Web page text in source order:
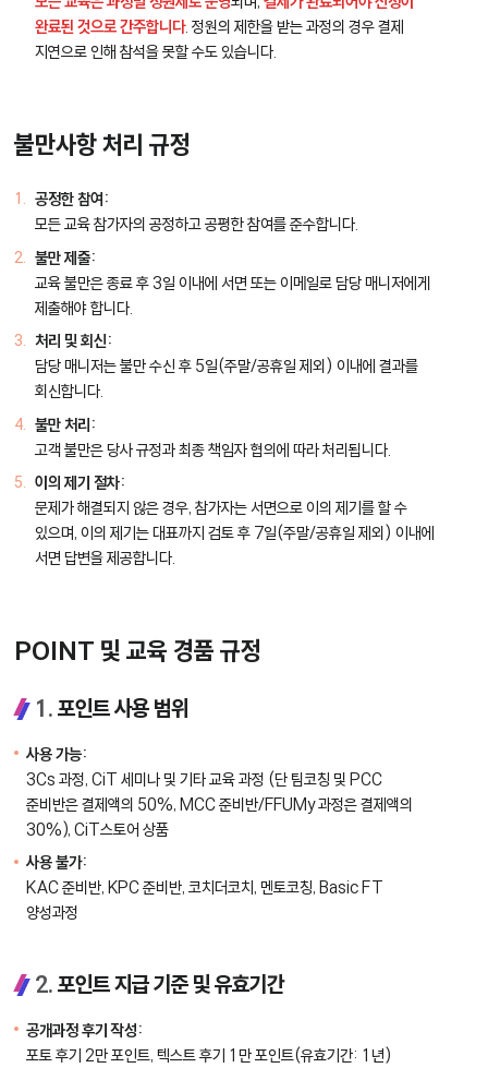
완료된 것으로 간주합니다. 정원의 제한을 받는 과정의 경우 결제
지연으로 인해 참석을 못할 수도 있습니다.
불만사항 처리 규정
공정한 참여:
모든 교육 참가자의 공정하고 공평한 참여를 준수합니다.
불만 제출:
교육 불만은 종료 후 3일 이내에 서면 또는 이메일로 담당 매니저에게
제출해야 합니다.
처리 및 회신:
담당 매니저는 불만 수신 후 5일(주말/공휴일 제외) 이내에 결과를
회신합니다.
불만 처리:
고객 불만은 당사 규정과 최종 책임자 협의에 따라 처리됩니다.
이의 제기 절차:
문제가 해결되지 않은 경우, 참가자는 서면으로 이의 제기를 할 수
있으며, 이의 제기는 대표까지 검토 후 7일(주말/공휴일 제외) 이내에
서면 답변을 제공합니다.
POINT 및 교육 경품 규정
1. 포인트 사용 범위
사용 가능:
3Cs 과정, CiT 세미나 및 기타 교육 과정 (단 팀코칭 및 PCC
준비반은 결제액의 50%, MCC 준비반/FFUMy 과정은 결제액의
30%), CiT스토어 상품
사용 불가:
KAC 준비반, KPC 준비반, 코치더코치, 멘토코칭, Basic FT
양성과정
2. 포인트 지급 기준 및 유효기간
공개과정 후기 작성:
포토 후기 2만 포인트, 텍스트 후기 1만 포인트(유효기간: 1년)